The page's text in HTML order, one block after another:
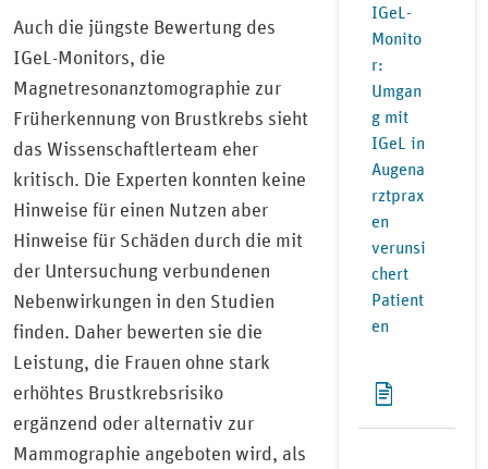
Auch die jüngste Bewertung des
IGeL-Monitors, die
Magnetresonanztomographie zur
Früherkennung von Brustkrebs sieht
das Wissenschaftlerteam eher
kritisch. Die Experten konnten keine
Hinweise für einen Nutzen aber
Hinweise für Schäden durch die mit
der Untersuchung verbundenen
Nebenwirkungen in den Studien
finden. Daher bewerten sie die
Leistung, die Frauen ohne stark
erhöhtes Brustkrebsrisiko
ergänzend oder alternativ zur
Mammographie angeboten wird, als
IGeL-
Monito
r:
Umgan
g mit
IGeL in
Augena
rztprax
en
verunsi
chert
Patient
en